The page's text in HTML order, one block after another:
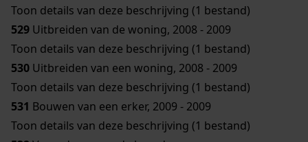
Toon details van deze beschrijving (1 bestand)
529 Uitbreiden van de woning, 2008 - 2009
Toon details van deze beschrijving (1 bestand)
530 Uitbreiden van een woning, 2008 - 2009
Toon details van deze beschrijving (1 bestand)
531 Bouwen van een erker, 2009 - 2009
Toon details van deze beschrijving (1 bestand)